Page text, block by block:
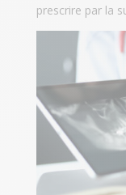
prescrire par la